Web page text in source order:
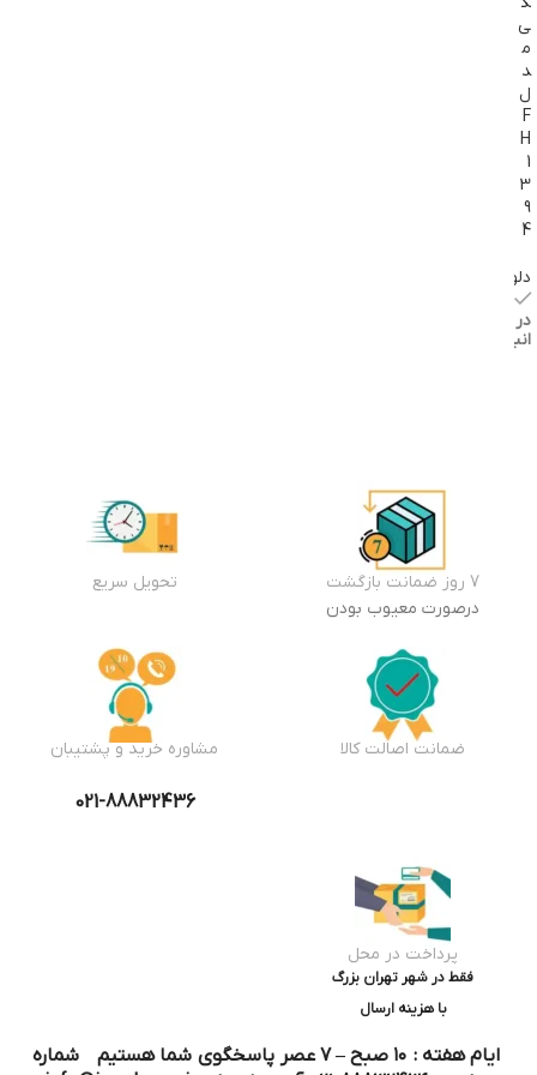
ی
م
د
ل
F
H
1
3
9
4
دلونگی
در
انبار
7 روز ضمانت بازگشت
درصورت معیوب بودن
تحویل سریع
ضمانت اصالت کالا مشاوره خرید و پشتیبان
021-88832436
پرداخت در محل
فقط در شهر تهران بزرگ
با هزینه ارسال
ایام هفته : ۱۰ صبح – ۷ عصر پاسخگوی شما هستیم شماره